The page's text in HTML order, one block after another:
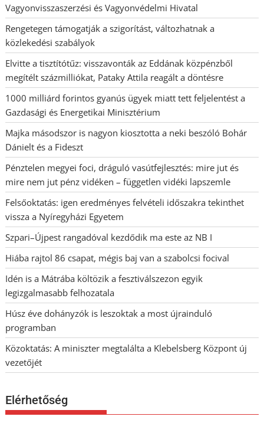
Vagyonvisszaszerzési és Vagyonvédelmi Hivatal
Rengetegen támogatják a szigorítást, változhatnak a
közlekedési szabályok
Elvitte a tisztítótűz: visszavonták az Eddának közpénzből
megítélt százmilliókat, Pataky Attila reagált a döntésre
1000 milliárd forintos gyanús ügyek miatt tett feljelentést a
Gazdasági és Energetikai Minisztérium
Majka másodszor is nagyon kiosztotta a neki beszóló Bohár
Dánielt és a Fideszt
Pénztelen megyei foci, dráguló vasútfejlesztés: mire jut és
mire nem jut pénz vidéken – független vidéki lapszemle
Felsőoktatás: igen eredményes felvételi időszakra tekinthet
vissza a Nyíregyházi Egyetem
Szpari–Újpest rangadóval kezdődik ma este az NB I
Hiába rajtol 86 csapat, mégis baj van a szabolcsi focival
Idén is a Mátrába költözik a fesztiválszezon egyik
legizgalmasabb felhozatala
Húsz éve dohányzók is leszoktak a most újrainduló
programban
Közoktatás: A miniszter megtalálta a Klebelsberg Központ új
vezetőjét
Elérhetőség